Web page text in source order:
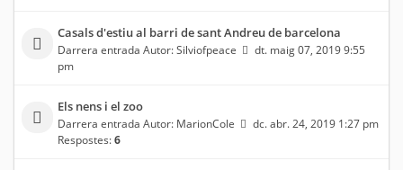
Casals d'estiu al barri de sant Andreu de barcelona
Darrera entrada Autor:Silviofpeace
dt. maig 07, 2019 9:55
pm
Els nens i el zoo
Darrera entrada Autor: MarionCole
dc. abr. 24, 2019 1:27 pm
Respostes:6